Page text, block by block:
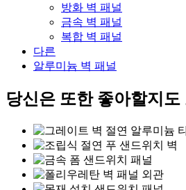
방화 벽 패널
금속 벽 패널
복합 벽 패널
다른
알루미늄 벽 패널
당신은 또한 좋아할지도